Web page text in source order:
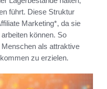
führt. Diese Struktur
Marketing*, da sie
können. So
als attraktive
zu erzielen.